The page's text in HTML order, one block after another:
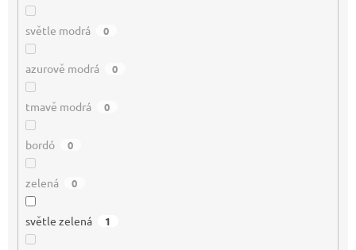
světle modrá 0
azurově modrá 0
tmavě modrá 0
bordó 0
zelená 0
světle zelená 1